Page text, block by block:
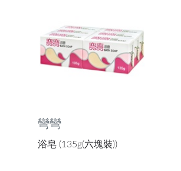
彎彎
浴皂 (135g(六塊裝))